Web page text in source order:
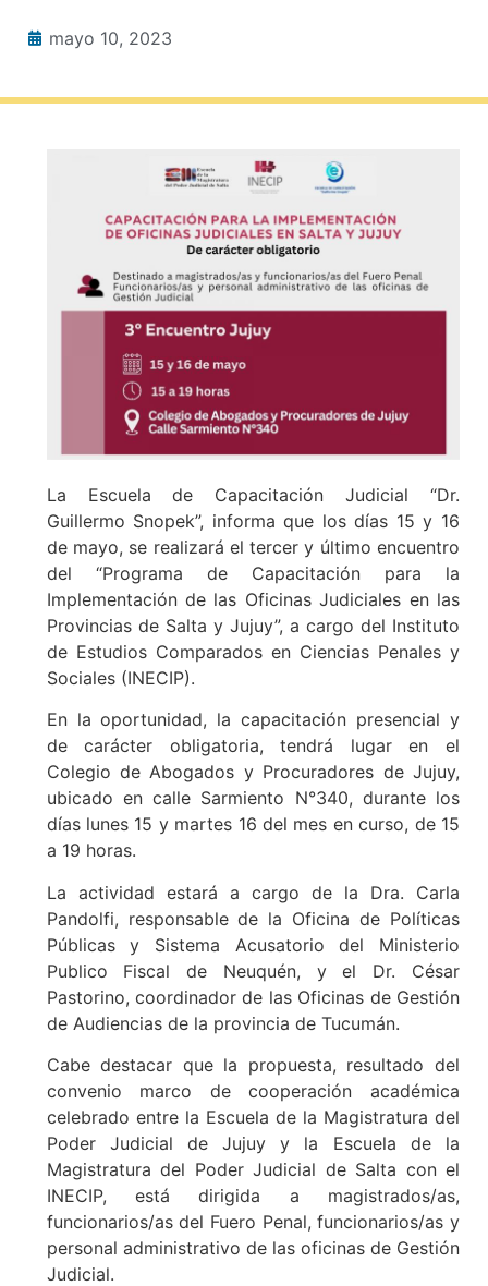
mayo 10, 2023
La Escuela de Capacitación Judicial “Dr.
Guillermo Snopek”, informa que los días 15 y 16
de mayo, se realizará el tercer y último encuentro
del “Programa de Capacitación para la
Implementación de las Oficinas Judiciales en las
Provincias de Salta y Jujuy”, a cargo del Instituto
de Estudios Comparados en Ciencias Penales y
Sociales (INECIP).
En la oportunidad, la capacitación presencial y
de carácter obligatoria, tendrá lugar en el
Colegio de Abogados y Procuradores de Jujuy,
ubicado en calle Sarmiento N°340, durante los
días lunes 15 y martes 16 del mes en curso, de 15
a 19 horas.
La actividad estará a cargo de la Dra. Carla
Pandolfi, responsable de la Oficina de Políticas
Públicas y Sistema Acusatorio del Ministerio
Publico Fiscal de Neuquén, y el Dr. César
Pastorino, coordinador de las Oficinas de Gestión
de Audiencias de la provincia de Tucumán.
Cabe destacar que la propuesta, resultado del
convenio marco de cooperación académica
celebrado entre la Escuela de la Magistratura del
Poder Judicial de Jujuy y la Escuela de la
Magistratura del Poder Judicial de Salta con el
INECIP, está dirigida a magistrados/as,
funcionarios/as del Fuero Penal, funcionarios/as y
personal administrativo de las oficinas de Gestión
Judicial.